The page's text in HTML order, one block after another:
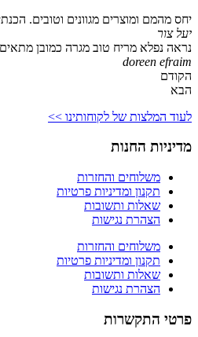
יחס מהמם ומוצרים מגוונים וטובים.
יעל צור
נראה נפלא מריח טוב מגרה כמובן
doreen efraim
הקודם
הבא
לעוד המלצות של לקוחותינו >>
מדיניות החנות
משלוחים והחזרות
תקנון ומדיניות פרטיות
שאלות ותשובות
הצהרת נגישות
משלוחים והחזרות
תקנון ומדיניות פרטיות
שאלות ותשובות
הצהרת נגישות
פרטי התקשרות